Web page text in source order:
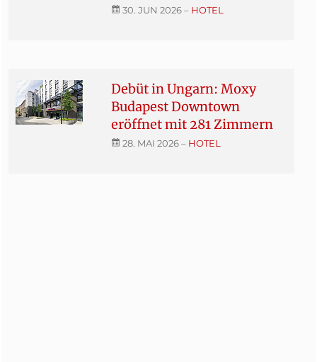
30. JUN 2026– HOTEL
Debüt in Ungarn: Moxy
Budapest Downtown
eröffnet mit 281 Zimmern
28. MAI 2026– HOTEL